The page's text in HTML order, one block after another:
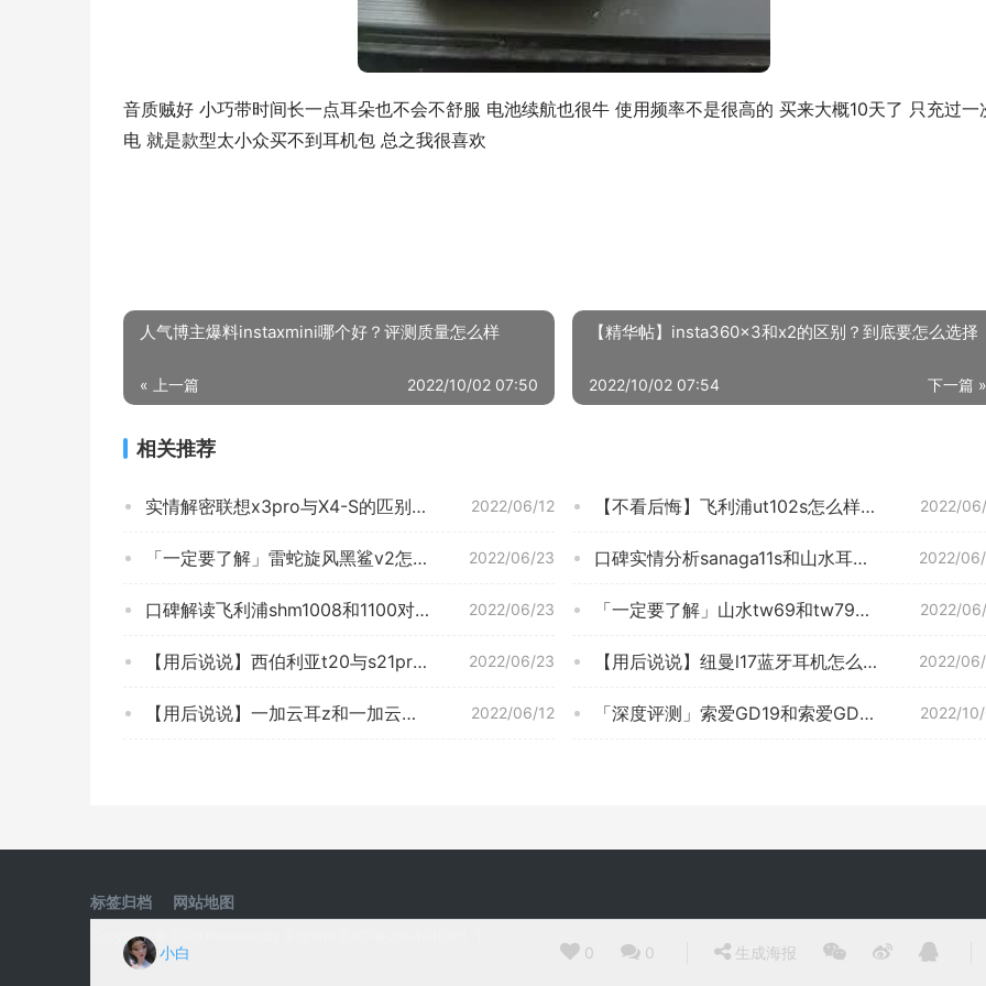
音质贼好 小巧带时间长一点耳朵也不会不舒服 电池续航也很牛 使用频率不是很高的 买来大概10天了 只充过一
电 就是款型太小众买不到耳机包 总之我很喜欢
小白 0 0 生成海报
人气博主爆料instaxmini哪个好？评测质量怎么样
« 上一篇 2022/10/02 07:50
【精华帖】insta360x3和x2的区别？到底要怎么选择
下一篇 »
2022/10/02 07:54
相关推荐
2022/06/12
实情解密联想x3pro与X4-S的匹别？到底要怎么选择 2022/
【不看后悔】飞利浦ut102s怎么样？一定要了解的评测情况
2022/06/23
「一定要了解」雷蛇旋风黑鲨v2怎么样？评测性价比高吗 2022/
口碑实情分析sanaga11s和山水耳机？质量真的好吗
2022/06/23
口碑解读飞利浦shm1008和1100对比？分析哪款更适合你 2022/
「一定要了解」山水tw69和tw79那个好？告诉你哪款性价比高
2022/06/23
【用后说说】西伯利亚t20与s21pro的区别？哪款性价比更好 2022/
【用后说说】纽曼l17蓝牙耳机怎么样？质量真的好吗
2022/06/12
【用后说说】一加云耳z和一加云耳2哪个好？图文爆料分析 2022/
「深度评测」索爱GD19和索爱GD06哪个好？到底要怎么选择
标签归档 网站地图
Copyright © 2020 Powered by